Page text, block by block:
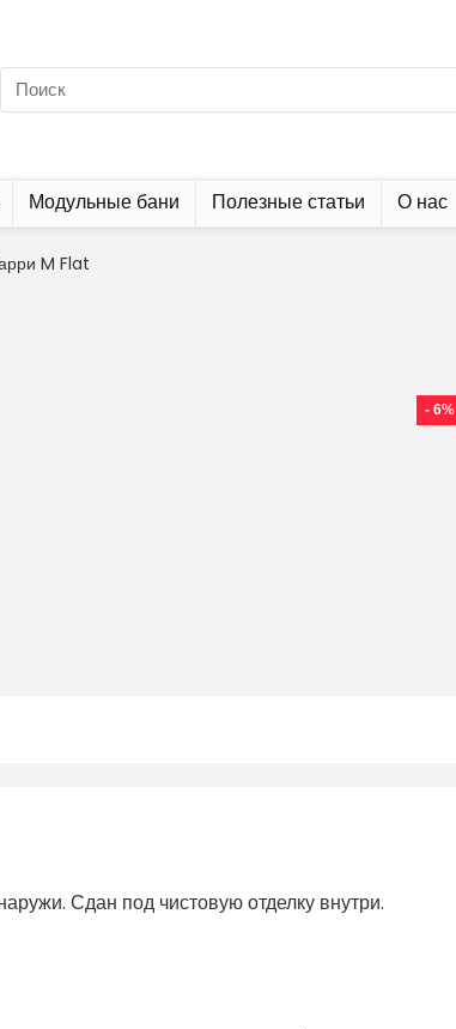
Модульные бани Полезные статьи О нас
M Flat
- 6%
Сдан под чистовую отделку внутри.